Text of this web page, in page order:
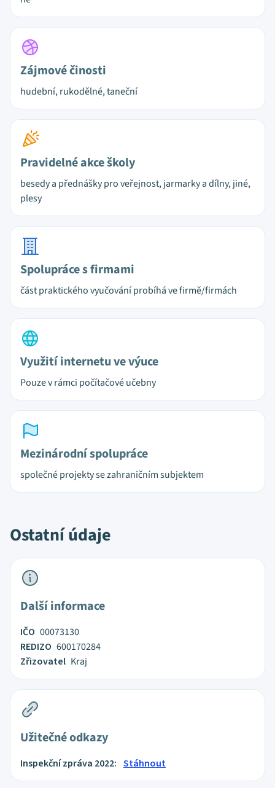
Zájmové činosti
hudební, rukodělné, taneční
Pravidelné akce školy
besedy a přednášky pro veřejnost, jarmarky a dílny, jiné,
plesy
Spolupráce s firmami
část praktického vyučování probíhá ve firmě/firmách
Využití internetu ve výuce
Pouze v rámci počítačové učebny
Mezinárodní spolupráce
společné projekty se zahraničním subjektem
Ostatní údaje
Další informace
IČO 00073130
REDIZO 600170284
Zřizovatel Kraj
Užitečné odkazy
Inspekční zpráva 2022: Stáhnout